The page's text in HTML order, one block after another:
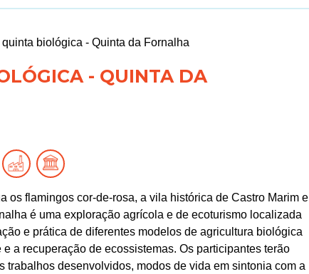
biológica - Quinta da Fornalha
- QUINTA DA
os flamingos cor-de-rosa, a vila histórica de Castro Marim e
é uma exploração agrícola e de ecoturismo localizada
e prática de diferentes modelos de agricultura biológica
a recuperação de ecossistemas. Os participantes terão
trabalhos desenvolvidos, modos de vida em sintonia com a